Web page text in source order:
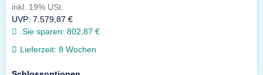
inkl. 19% USt.
UVP: 7.579,87 €
Sie sparen: 802,87 €
Lieferzeit: 8 Wochen